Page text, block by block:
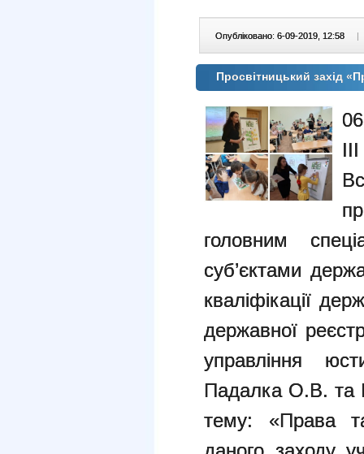
Опубліковано: 6-09-2019, 12:58 |
Просвітницький захід
головним
суб’єктами
кваліфікації
державної
управління
Падалка О.В. та
тему: «Права